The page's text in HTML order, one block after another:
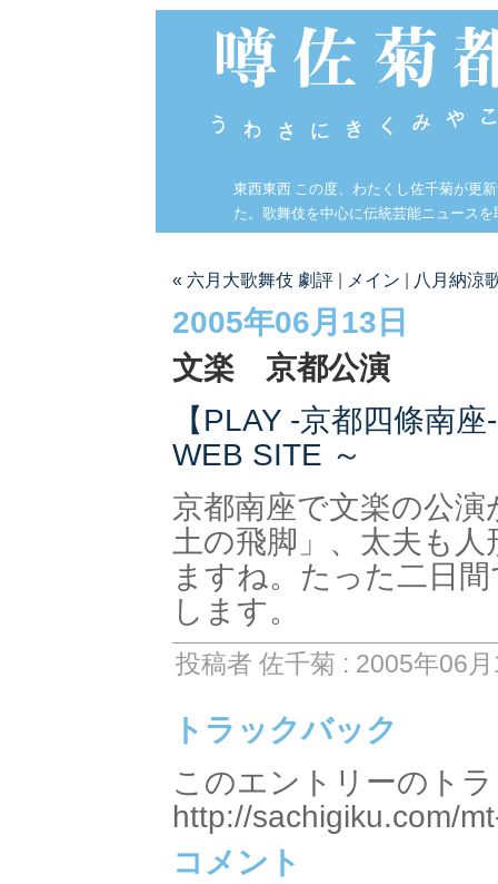
東西東西 この度、わたくし佐千菊が更
た。歌舞伎を中心に伝統芸能ニュース
« 六月大歌舞伎 劇評 メイン 八月納涼
2005年06月13日
文楽 京都公演
【PLAY -京都四條南
WEB SITE ～
京都南座で文楽の公
土の飛脚」、太夫も
ますね。たった二日
します。
投稿者 佐千菊 : 2005年06
トラックバック
このエントリーのト
http://sachigiku.com/
コメント